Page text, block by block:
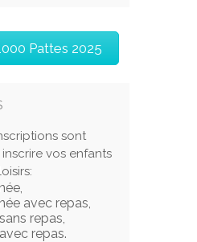
Pattes 2025
sont
vos enfants
avec repas,
repas,
repas.